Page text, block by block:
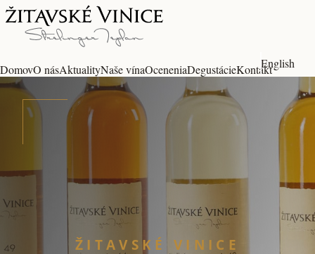
DomovO násAktualityNaše vínaOceneniaDegustácieKontaktEnglish
ŽITAVSKÉ VINICE